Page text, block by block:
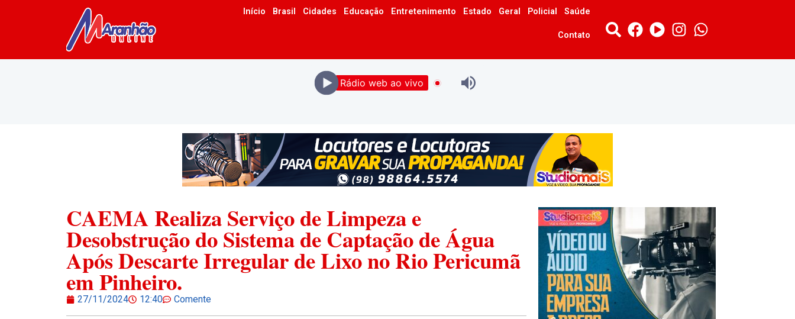
Início Brasil Cidades Educação Entretenimento Estado Geral Policial Saúde
Contato
Rádio web ao vivo
CAEMA Realiza Serviço de Limpeza e
Desobstrução do Sistema de Captação de Água
Após Descarte Irregular de Lixo no Rio Pericumã
em Pinheiro.
27/11/2024 12:40 Comente